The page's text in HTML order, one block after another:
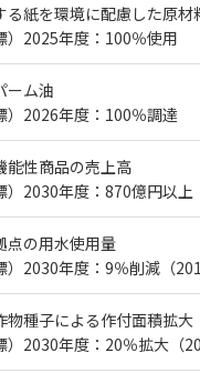
る紙を環境に配慮した原材
）2025年度：100％使用
ーム油
）2026年度：100％調達
能性商品の売上高
）2030年度：870億円以上
点の用水使用量
）2030年度：9％削減（
物種子による作付面積拡大
）2030年度：20％拡大（